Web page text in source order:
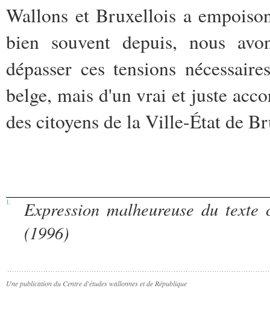
Wallons et Bruxellois a
bien souvent depuis, nous
dépasser ces tensions
belge, mais d'un vrai et juste
des citoyens de la Ville-État de
1.
Expression malheureuse du
(1996)
Une publication du Centre d'études wallonnes et de République